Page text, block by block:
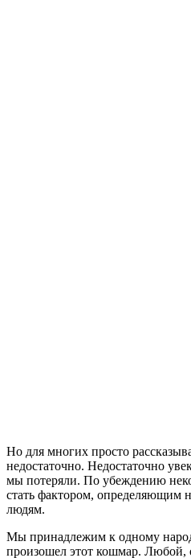
Но для многих просто
недостаточно. Недостаточно
мы потеряли. По убеждению
стать фактором, определяющим
людям.
Мы принадлежим к одному
произошел этот кошмар. Любой,